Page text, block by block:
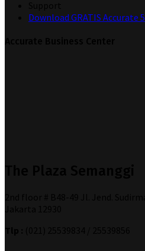
Download GRATIS Accurate 5